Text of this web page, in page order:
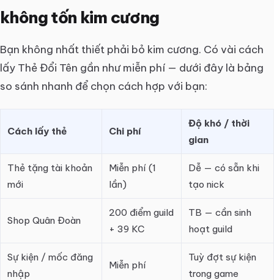
không tốn kim cương
Bạn không nhất thiết phải bỏ kim cương. Có vài cách
lấy Thẻ Đổi Tên gần như miễn phí — dưới đây là bảng
so sánh nhanh để chọn cách hợp với bạn:
Cách lấy thẻ Chi phí
Độ khó / thời
gian
Thẻ tặng tài khoản
mới
Miễn phí (1
lần)
Dễ — có sẵn khi
tạo nick
Shop Quân Đoàn
200 điểm guild
+ 39 KC
TB — cần sinh
hoạt guild
Sự kiện / mốc đăng
nhập
Miễn phí
Tuỳ đợt sự kiện
trong game